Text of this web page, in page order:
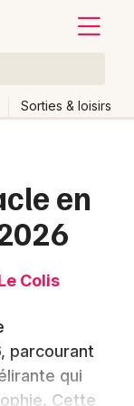
Sorties & loisirs
en
Colis
parcourant
qui
Cette
Autre